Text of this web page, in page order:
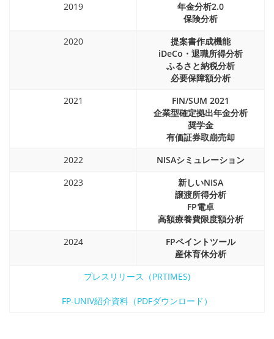
2019
年金分析2.0
保険分析
2020
提案書作成機能
iDeCo・退職所得分析
ふるさと納税分析
必要保障額分析
2021
FIN/SUM 2021
企業型確定拠出年金分析
奨学金
有価証券取崩売却
2022
NISAシミュレーション
2023
新しいNISA
譲渡所得分析
FP電卓
高額療養費限度額分析
2024
FPペイントツール
産休育休分析
プレスリリース（PRTIMES)
FP-UNIV紹介資料（PDFダウンロード）